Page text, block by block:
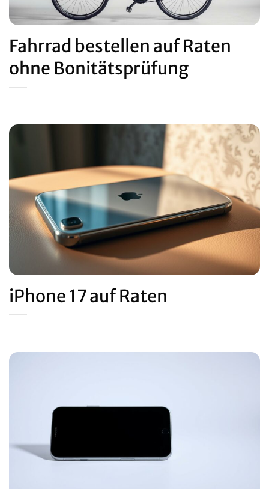
Fahrrad bestellen auf Raten
ohne Bonitätsprüfung
iPhone 17 auf Raten